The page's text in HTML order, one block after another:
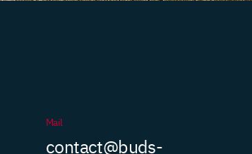
Mail
contact@buds-